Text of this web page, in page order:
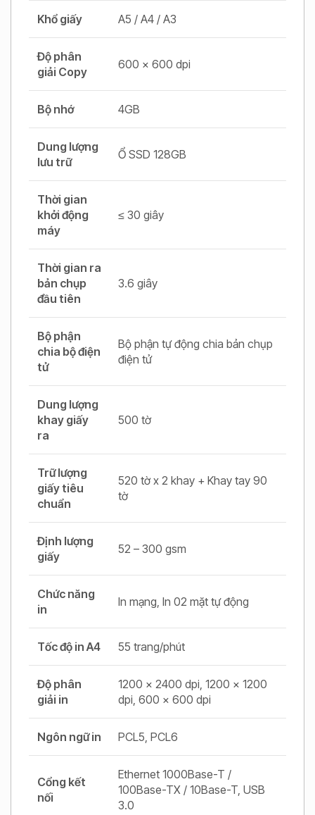
Khổ giấy A5 / A4 / A3
Độ phân
giải Copy
600 x 600 dpi
Bộ nhớ 4GB
Dung lượng
lưu trữ
Ổ SSD 128GB
Thời gian
khởi động
máy
≤ 30 giây
Thời gian ra
bản chụp
đầu tiên
3.6 giây
Bộ phận
chia bộ điện
tử
Bộ phận tự động chia bản chụp
điện tử
Dung lượng
khay giấy
ra
500 tờ
Trữ lượng
giấy tiêu
chuẩn
520 tờ x 2 khay + Khay tay 90
tờ
Định lượng
giấy
52 – 300 gsm
Chức năng
in
In mạng, In 02 mặt tự động
Tốc độ in A4 55 trang/phút
Độ phân
giải in
1200 x 2400 dpi, 1200 x 1200
dpi, 600 x 600 dpi
Ngôn ngữ in PCL5, PCL6
Cổng kết
nối
Ethernet 1000Base-T /
100Base-TX / 10Base-T, USB
3.0